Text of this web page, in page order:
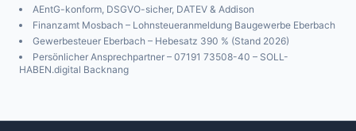
AEntG-konform, DSGVO-sicher, DATEV & Addison
Finanzamt Mosbach – Lohnsteueranmeldung Baugewerbe Eberbach
Gewerbesteuer Eberbach – Hebesatz 390 % (Stand 2026)
Persönlicher Ansprechpartner – 07191 73508-40 – SOLL-
HABEN.digital Backnang